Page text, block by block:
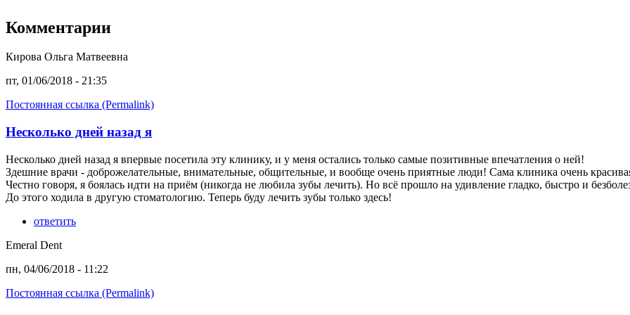
Комментарии
Кирова Ольга Матвеевна
пт, 01/06/2018 - 21:35
Постоянная ссылка (Permalink)
Несколько дней назад я
Несколько дней назад я впервые посетила эту клинику, и у меня остались только самые позитивные впечатления о ней!
Здешние врачи - доброжелательные, внимательные, общительные, и вообще очень приятные люди! Сама клиника очень
Честно говоря, я боялась идти на приём (никогда не любила зубы лечить). Но всё прошло на удивление гладко, быстро и
До этого ходила в другую стоматологию. Теперь буду лечить зубы только здесь!
ответить
Emeral Dent
пн, 04/06/2018 - 11:22
Постоянная ссылка (Permalink)